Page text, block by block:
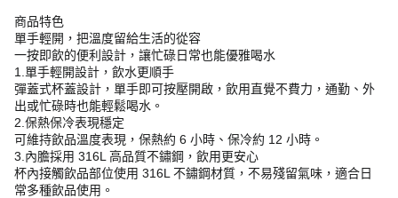
商品特色
單手輕開，把溫度留給生活的從容
一按即飲的便利設計，讓忙碌日常也能優雅喝水
1.單手輕開設計，飲水更順手
彈蓋式杯蓋設計，單手即可按壓開啟，飲用直覺不費力，通勤、外
出或忙碌時也能輕鬆喝水。
2.保熱保冷表現穩定
可維持飲品溫度表現，保熱約 6 小時、保冷約 12 小時。
3.內膽採用 316L 高品質不鏽鋼，飲用更安心
杯內接觸飲品部位使用 316L 不鏽鋼材質，不易殘留氣味，適合日
常多種飲品使用。